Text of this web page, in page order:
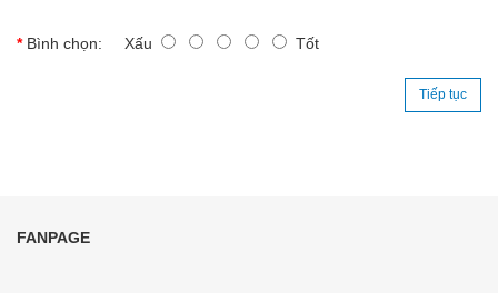
Bình chọn: Xấu Tốt
Tiếp tục
FANPAGE